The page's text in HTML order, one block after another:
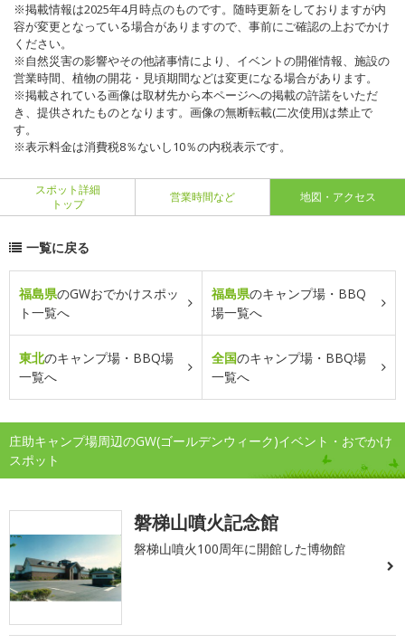
※掲載情報は2025年4月時点のものです。随時更新をしておりますが内
容が変更となっている場合がありますので、事前にご確認の上おでかけ
ください。
※自然災害の影響やその他諸事情により、イベントの開催情報、施設の
営業時間、植物の開花・見頃期間などは変更になる場合があります。
※掲載されている画像は取材先から本ページへの掲載の許諾をいただ
き、提供されたものとなります。画像の無断転載(二次使用)は禁止で
す。
※表示料金は消費税8％ないし10％の内税表示です。
スポット詳細
トップ
営業時間など 地図・アクセス
一覧に戻る
福島県のGWおでかけスポッ
ト一覧へ
福島県のキャンプ場・BBQ
場一覧へ
東北のキャンプ場・BBQ場
一覧へ
全国のキャンプ場・BBQ場
一覧へ
庄助キャンプ場周辺のGW(ゴールデンウィーク)イベント・おでかけ
スポット
磐梯山噴火記念館
磐梯山噴火100周年に開館した博物館